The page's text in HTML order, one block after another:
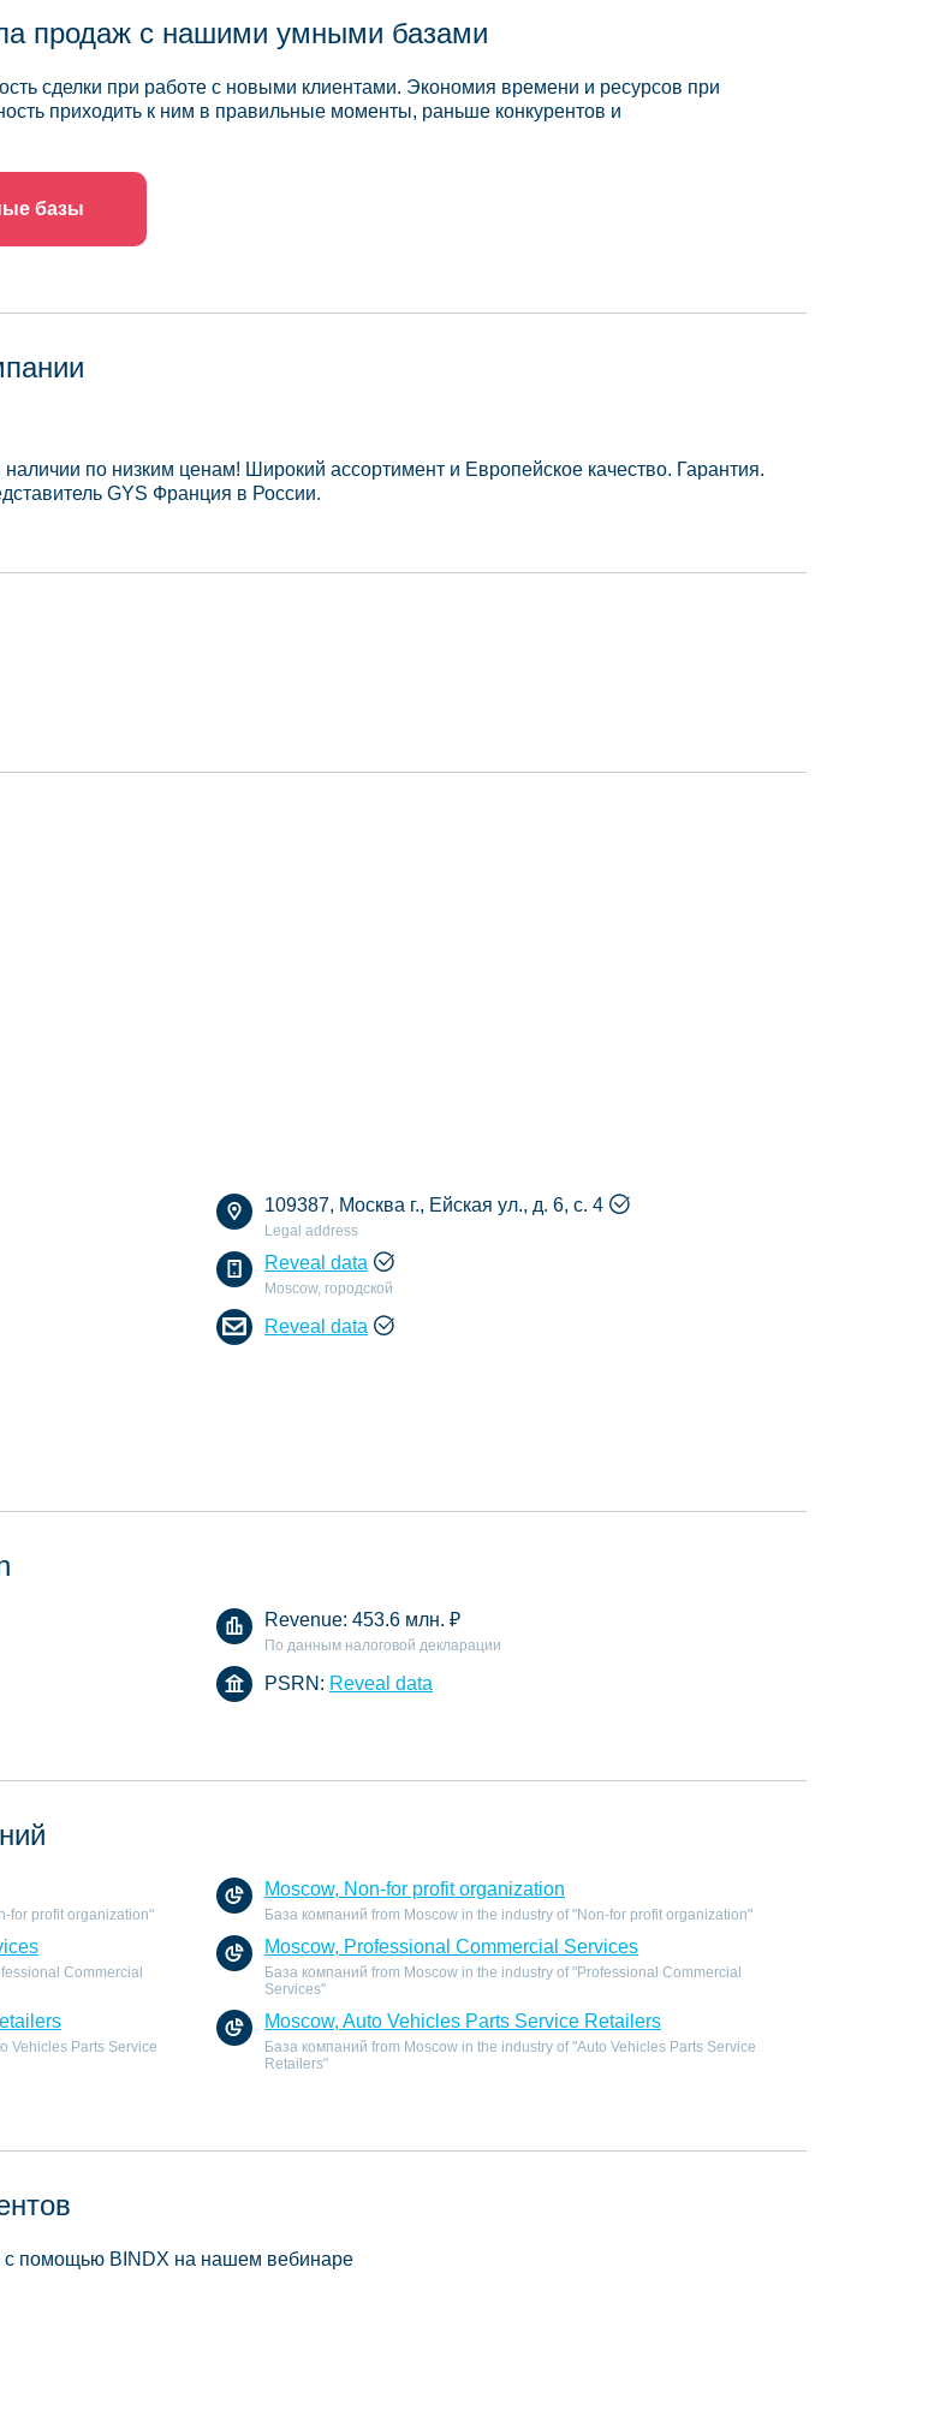
продаж с нашими умными базами
сделки при работе с новыми клиентами. Экономия времени и ресурсов при
приходить к ним в правильные моменты, раньше конкурентов и
базы
по низким ценам! Широкий ассортимент и Европейское качество. Гарантия.
GYS Франция в России.
109387, Москва г., Ейская ул., д. 6, с. 4
Legal address
Reveal data
Moscow, городской
Reveal data
Revenue: 453.6 млн. ₽
По данным налоговой декларации
PSRN: Reveal data
for profit organization"
Moscow, Non-for profit organization
База компаний from Moscow in the industry of "Non-for profit organization"
Commercial
Moscow, Professional Commercial Services
База компаний from Moscow in the industry of "Professional Commercial
Services"
Vehicles Parts Service
Moscow, Auto Vehicles Parts Service Retailers
База компаний from Moscow in the industry of "Auto Vehicles Parts Service
Retailers"
с помощью BINDX на нашем вебинаре